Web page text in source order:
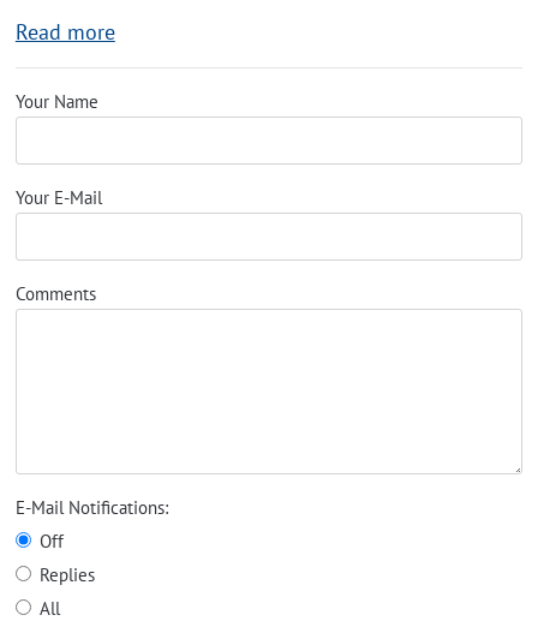
Read more
Your Name
Your E-Mail
Comments
E-Mail Notifications:
Off
Replies
All